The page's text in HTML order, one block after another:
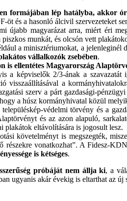
formájában lép hatályba, akkor
és a hasonló álcivil szervezeteket
újabb magyarázat arra, miért éri
munkát, és olcsón vett
a minisztériumokat, a
vállalkozók zsebében.
is ellentétes Magyarország
a képviselők 2/3-ának a
visszaállításával a
szerv a párt gazdasági-
a húsz kormányhivatal közül
védelmi törvény és a
és az azon alapuló,
plakátok eltávolítására is jogosult lesz.
követelményt is megszegték,
részekre vonatkozhat”. A Fidesz-
is kétséges.
próbáját nem állja ki, a
ugyanis akár évekig is eltarthat az